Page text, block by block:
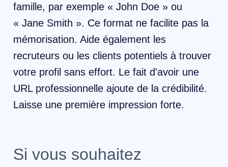
famille, par exemple « John Doe » ou
« Jane Smith ». Ce format ne facilite pas la
mémorisation. Aide également les
recruteurs ou les clients potentiels à trouver
votre profil sans effort. Le fait d'avoir une
URL professionnelle ajoute de la crédibilité.
Laisse une première impression forte.
Si vous souhaitez